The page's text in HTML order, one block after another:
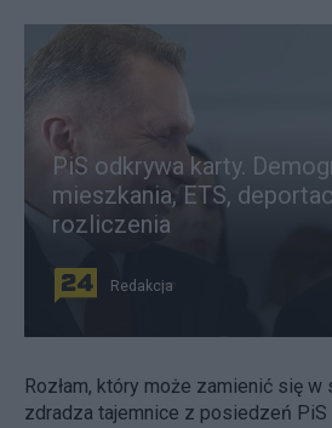
PiS odkrywa karty.
mieszkania, ETS,
rozliczenia
Redakcja
Rozłam, który może zamienić się w
zdradza tajemnice z posiedzeń PiS